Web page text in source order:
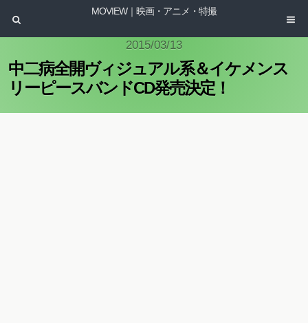
MOVIEW｜映画・アニメ・特撮
2015/03/13
中二病全開ヴィジュアル系＆イケメンス
リーピースバンドCD発売決定！